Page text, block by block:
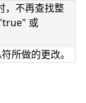
，不再查找整
或
所做的更改。